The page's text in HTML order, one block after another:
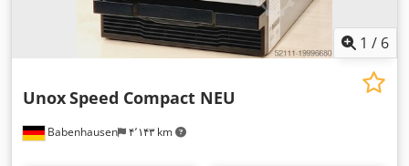
1 / 6
Babenhausen ۴٬۱۴۳ km
UnoxSpeed Compact NEU